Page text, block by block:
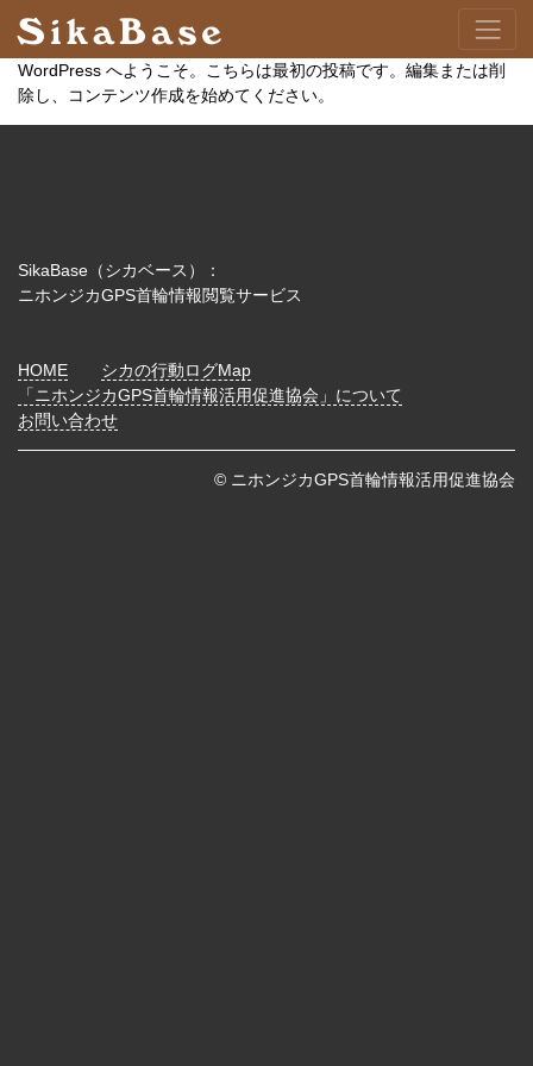
WordPress へようこそ。こちらは最初の投稿です。編集または削
除し、コンテンツ作成を始めてください。
SikaBase（シカベース）：
ニホンジカGPS首輪情報閲覧サービス
HOME
シカの行動ログMap
「ニホンジカGPS首輪情報活用促進協会」について
お問い合わせ
© ニホンジカGPS首輪情報活用促進協会